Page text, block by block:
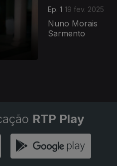
Ep. 1 19 fev. 2025
Nuno Morais
Sarmento
RTP Play